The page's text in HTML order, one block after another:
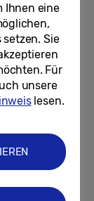
der
–
hinaus
Disney-
Ihnen eine
Sie
Für
unsere
lesen.